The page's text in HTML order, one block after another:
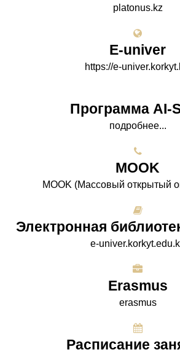
platonus.kz
E-univer
https://e-
Программа AI-
подробнее...
МООK
МООK (Массовый открытый
Электронная
e-
Erasmus
erasmus
Расписание